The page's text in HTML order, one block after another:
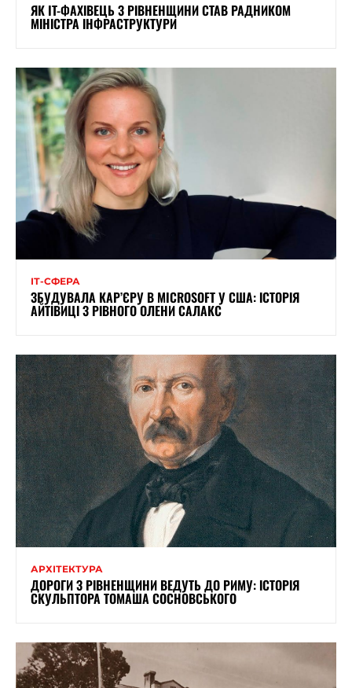
ЯК IT-ФАХІВЕЦЬ З РІВНЕНЩИНИ СТАВ РАДНИКОМ
МІНІСТРА ІНФРАСТРУКТУРИ
ІТ-СФЕРА
ЗБУДУВАЛА КАР’ЄРУ В MICROSOFT У США: ІСТОРІЯ
АЙТІВИЦІ З РІВНОГО ОЛЕНИ САЛАКС
АРХІТЕКТУРА
ДОРОГИ З РІВНЕНЩИНИ ВЕДУТЬ ДО РИМУ: ІСТОРІЯ
СКУЛЬПТОРА ТОМАША СОСНОВСЬКОГО